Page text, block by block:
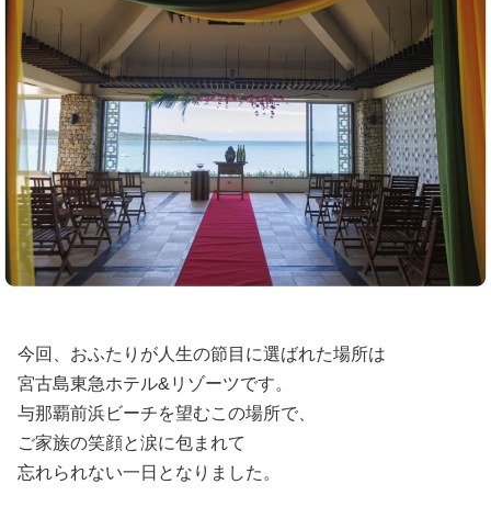
今回、おふたりが人生の節目に選ばれた場所は
宮古島東急ホテル&リゾーツです。
与那覇前浜ビーチを望むこの場所で、
ご家族の笑顔と涙に包まれて
忘れられない一日となりました。